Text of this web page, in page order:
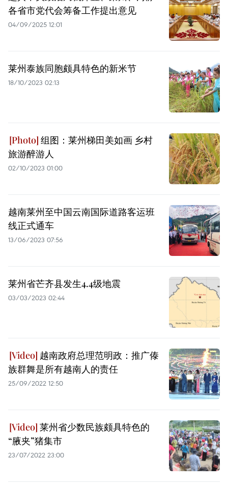
各省市党代会筹备工作提出意见
04/09/2025 12:01
莱州泰族同胞颇具特色的新米节
18/10/2023 02:13
组图：莱州梯田美如画 乡村
旅游醉游人
02/10/2023 01:00
越南莱州至中国云南国际道路客运班
线正式通车
13/06/2023 07:56
莱州省芒齐县发生4.4级地震
03/03/2023 02:44
越南政府总理范明政：推广傣
族群舞是所有越南人的责任
25/09/2022 12:50
莱州省少数民族颇具特色的
“腋夹”猪集市
23/07/2022 23:00